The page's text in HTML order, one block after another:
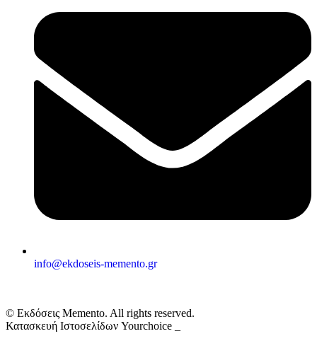
info@ekdoseis-memento.gr
© Εκδόσεις Memento. All rights reserved.
Κατασκευή Ιστοσελίδων Yourchoice _